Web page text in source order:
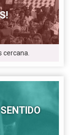
cercana.